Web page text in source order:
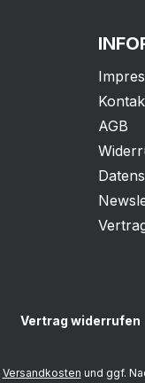
AGB
Vertrag widerrufen
Versandkosten und ggf.